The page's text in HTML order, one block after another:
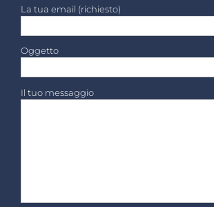
La tua email (richiesto)
Oggetto
Il tuo messaggio